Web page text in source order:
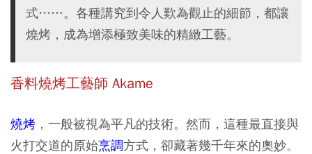
式……。各種講究到令人歎為觀止的細節，都讓
燒烤，成為增添極致美味的精緻工藝。
香料燒烤工藝師 Akame
燒烤 ，一般被視為平凡的技術。然而，這種最直接與
火打交道的原始烹調方式，卻藏著幾千年來的奧妙。